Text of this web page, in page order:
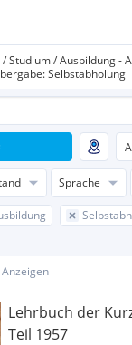
Studium / Ausbildung -
Selbstabholung
Sprache
Lehrbuch der
Teil 1957